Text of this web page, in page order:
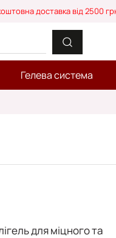
доставка від 2500
Гелева система
для міцного та